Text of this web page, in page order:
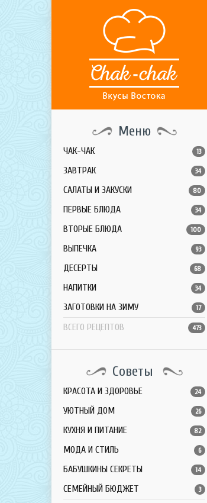
Меню
ЧАК-ЧАК 13
ЗАВТРАК 34
САЛАТЫ И ЗАКУСКИ 80
ПЕРВЫЕ БЛЮДА 34
ВТОРЫЕ БЛЮДА 100
ВЫПЕЧКА 93
ДЕСЕРТЫ 68
НАПИТКИ 34
ЗАГОТОВКИ НА ЗИМУ 17
ВСЕГО РЕЦЕПТОВ 473
Советы
КРАСОТА И ЗДОРОВЬЕ 24
УЮТНЫЙ ДОМ 26
КУХНЯ И ПИТАНИЕ 82
МОДА И СТИЛЬ 6
БАБУШКИНЫ СЕКРЕТЫ 14
СЕМЕЙНЫЙ БЮДЖЕТ 3